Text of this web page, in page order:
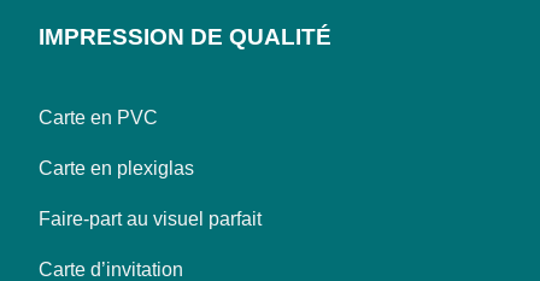
IMPRESSION DE QUALITÉ
Carte en PVC
Carte en plexiglas
Faire-part au visuel parfait
Carte d’invitation